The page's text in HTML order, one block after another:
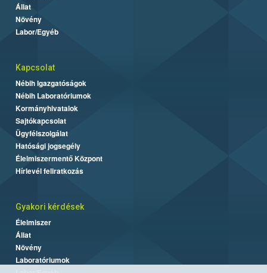
Állat
Növény
Labor/Egyéb
Kapcsolat
Nébih Igazgatóságok
Nébih Laboratóriumok
Kormányhivatalok
Sajtókapcsolat
Ügyfélszolgálat
Hatósági jogsegély
Élelmiszermentő Központ
Hírlevél feliratkozás
Gyakori kérdések
Élelmiszer
Állat
Növény
Laboratóriumok